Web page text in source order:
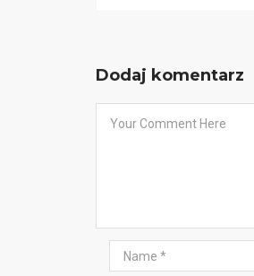
Dodaj komentarz